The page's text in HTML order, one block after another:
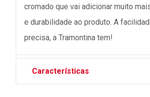
cromado que vai adicionar muito
e durabilidade ao produto. A
precisa, a Tramontina tem!
Características